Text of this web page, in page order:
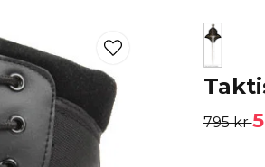
795 kr